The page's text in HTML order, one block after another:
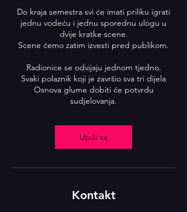
Do kraja semestra svi će imati priliku igrati
jednu vodeću i jednu sporednu ulogu u
dvije kratke scene.
Scene ćemo zatim izvesti pred publikom.
Radionice se odvijaju jednom tjedno.
Svaki polaznik koji je završio sva tri dijela
Osnova glume dobiti će potvrdu
Upiši se
Kontakt